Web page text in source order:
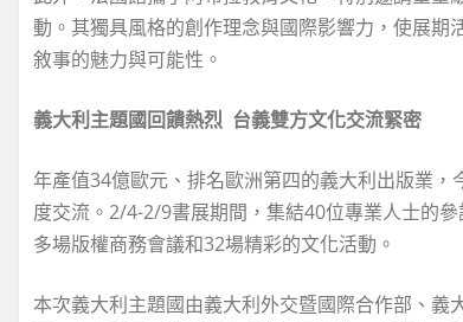
動。其獨具風格的創作理念與國際影響力，使展
敘事的魅力與可能性。
義大利主題國回饋熱烈 台義雙方文化交流緊密
年產值34億歐元、排名歐洲第四的義大利出版業
度交流。2/4-2/9書展期間，集結40位專業人士的
多場版權商務會議和32場精彩的文化活動。
本次義大利主題國由義大利外交暨國際合作部、